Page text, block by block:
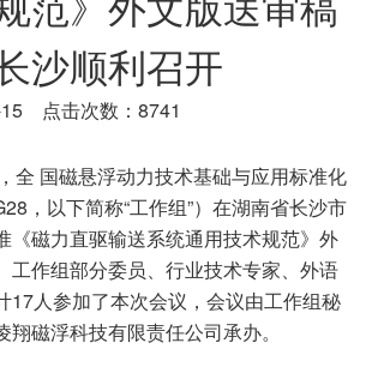
沙顺利召开
点击次数：8741
国磁悬浮动力技术基础与应用标准化
，以下简称“工作组”）在湖南省长沙市
《磁力直驱输送系统通用技术规范》外
工作组部分委员、行业技术专家、外语
17人参加了本次会议，会议由工作组秘
磁浮科技有限责任公司承办。